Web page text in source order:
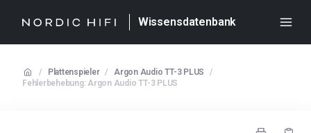
Wissensdatenbank
/ Plattenspieler / Argon Audio TT-3 PLUS
/
Fehlerbehebung: Argon Audio TT-3 PLUS